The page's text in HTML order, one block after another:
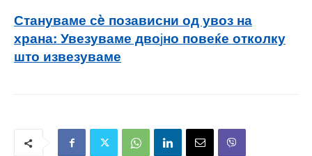
Стануваме сè позависни од увоз на
храна: Увезуваме двојно повеќе отколку
што извезуваме